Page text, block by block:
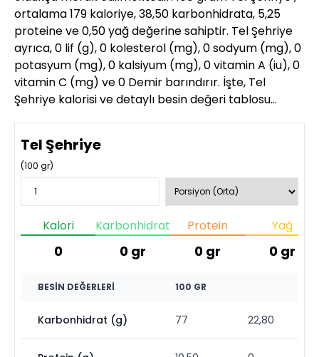
ortalama 179 kaloriye, 38,50 karbonhidrata, 5,25
proteine ve 0,50 yağ değerine sahiptir. Tel Şehriye
ayrıca, 0 lif (g), 0 kolesterol (mg), 0 sodyum (mg), 0
potasyum (mg), 0 kalsiyum (mg), 0 vitamin A (iu), 0
vitamin C (mg) ve 0 Demir barındırır. İşte, Tel
Şehriye kalorisi ve detaylı besin değeri tablosu…
Tel Şehriye
(100 gr)
Kalori
0
Karbonhidrat
0 gr
Protein
0 gr
Yağ
0 gr
BESIN DEĞERLERI 100 GR
Karbonhidrat (g) 77 22,80